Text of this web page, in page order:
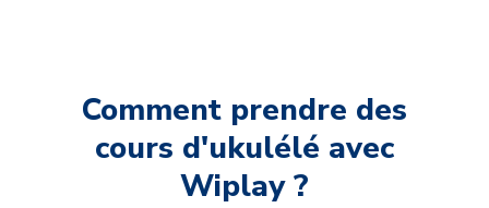
Comment prendre des
cours d'ukulélé avec
Wiplay ?